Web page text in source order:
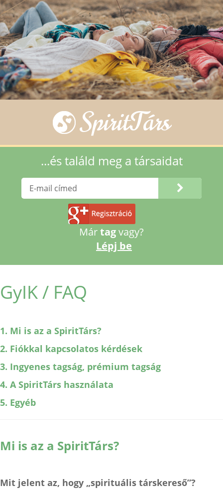
SpiritTárs
...és találd meg a társaidat
Mártagvagy?
Lépj be
GyIK / FAQ
1. Mi is az a SpiritTárs?
2. Fiókkal kapcsolatos kérdések
3. Ingyenes tagság, prémium tagság
4. A SpiritTárs használata
5. Egyéb
Mi is az a SpiritTárs?
Mit jelent az, hogy „spirituális társkereső”?